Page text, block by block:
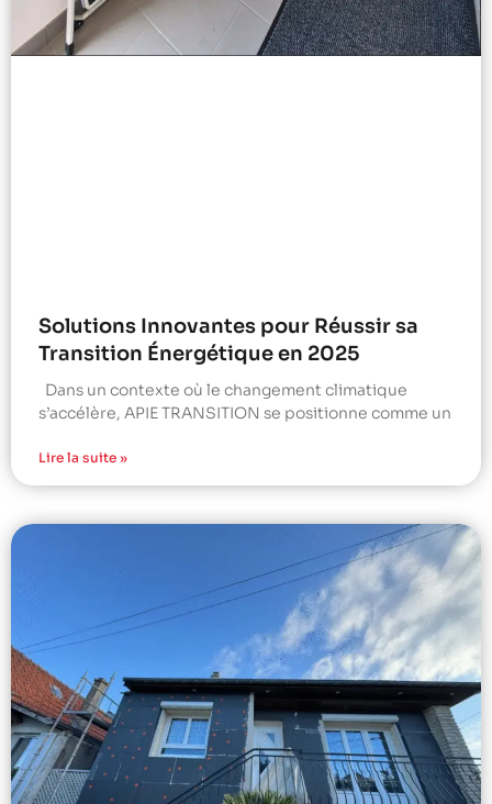
Solutions Innovantes pour Réussir sa
Transition Énergétique en 2025
Dans un contexte où le changement climatique
s’accélère, APIE TRANSITION se positionne comme un
Lire la suite »